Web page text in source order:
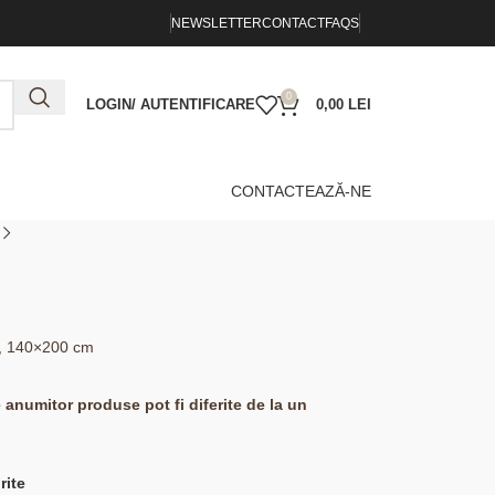
NEWSLETTERCONTACTFAQS
LOGIN/ AUTENTIFICARE
0
0,00 LEI
CONTACTEAZĂ-NE
140×200 cm
produse pot fi diferite de la un